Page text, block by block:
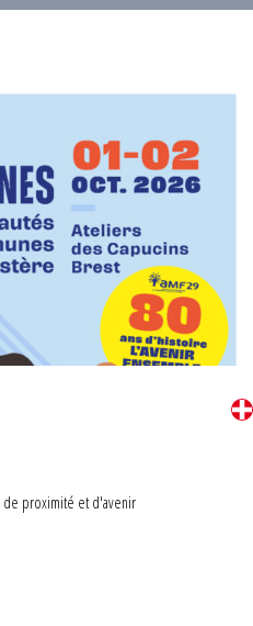
de proximité et d'avenir